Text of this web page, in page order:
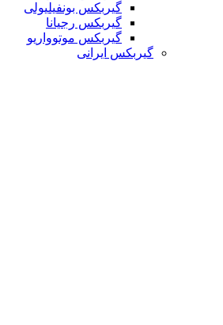
گیربکس بونفیلیولی
گیربکس رجیانا
گیربکس موتوواریو
گیربکس ایرانی